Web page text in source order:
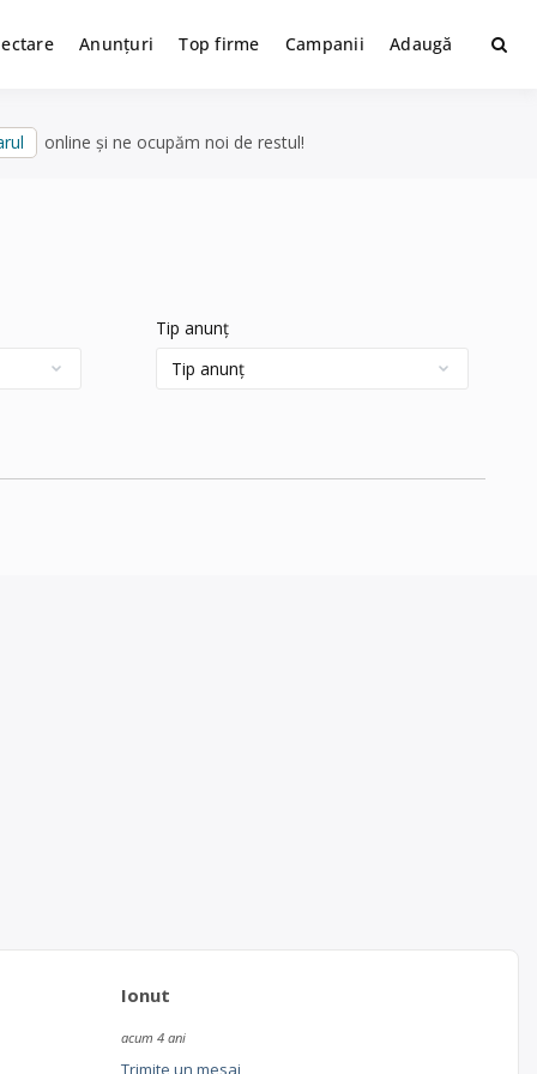
Anunțuri Top firme Campanii Adaugă
online și ne ocupăm noi de restul!
Tip anunț
Ionut
acum 4 ani
Trimite un mesaj